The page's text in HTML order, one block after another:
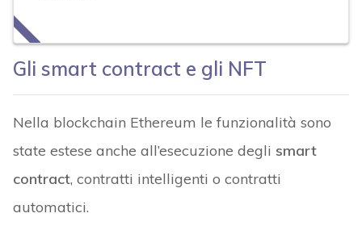
Gli smart contract e gli NFT
Nella blockchain Ethereum le funzionalità sono
state estese anche all’esecuzione degli smart
contract, contratti intelligenti o contratti
automatici.